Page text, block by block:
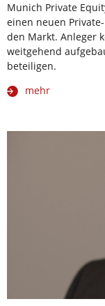
Munich Private
einen neuen
den Markt. Anleger
weitgehend
beteiligen.
mehr